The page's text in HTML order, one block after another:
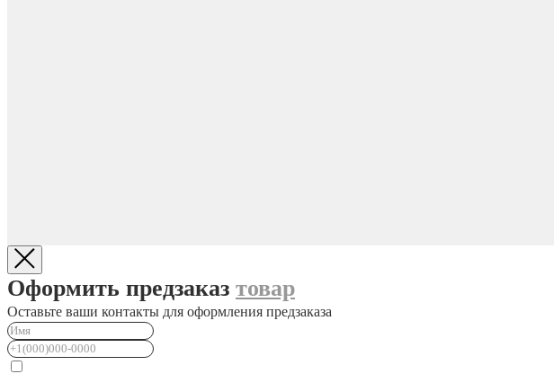
Оформить предзаказ товар
Оставьте ваши контакты для оформления предзаказа